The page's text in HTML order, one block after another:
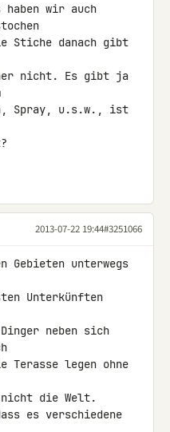
haben wir auch
Stiche danach gibt
nicht. Es gibt ja
Spray, u.s.w., ist
2013-07-22 19:44#3251066
unterwegs
Unterkünften
neben sich
Terasse legen ohne
nicht die Welt.
es verschiedene